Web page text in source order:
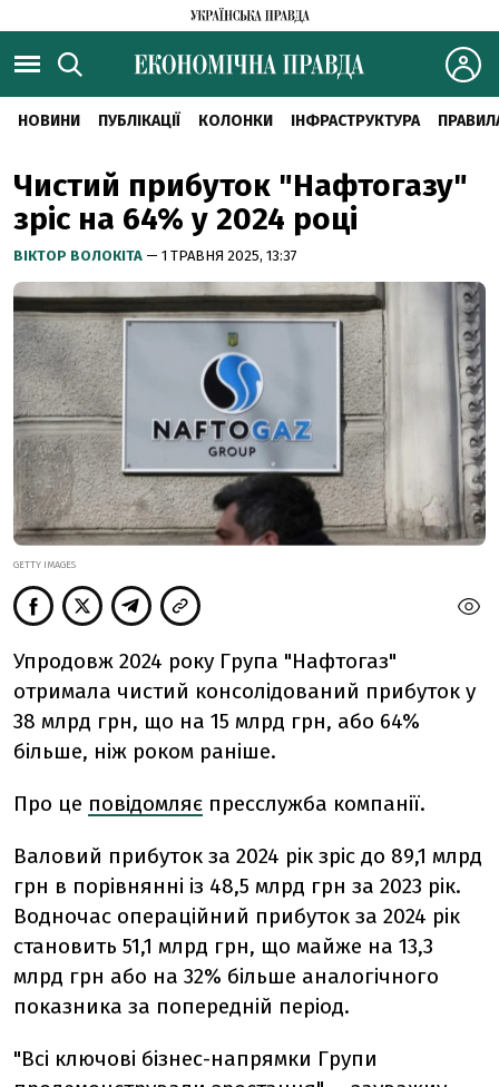
НОВИНИ ПУБЛІКАЦІЇ КОЛОНКИ ІНФРАСТРУКТУРА
Чистий прибуток "Нафтогазу"
зріс на 64% у 2024 році
ВІКТОР ВОЛОКІТА — 1 ТРАВНЯ 2025, 13:37
GETTY IMAGES
Упродовж 2024 року Група "Нафтогаз"
отримала чистий консолідований прибуток у
38 млрд грн, що на 15 млрд грн, або 64%
більше, ніж роком раніше.
Про це повідомляє пресслужба компанії.
Валовий прибуток за 2024 рік зріс до 89,1 млрд
грн в порівнянні із 48,5 млрд грн за 2023 рік.
Водночас операційний прибуток за 2024 рік
становить 51,1 млрд грн, що майже на 13,3
млрд грн або на 32% більше аналогічного
показника за попередній період.
"Всі ключові бізнес-напрямки Групи